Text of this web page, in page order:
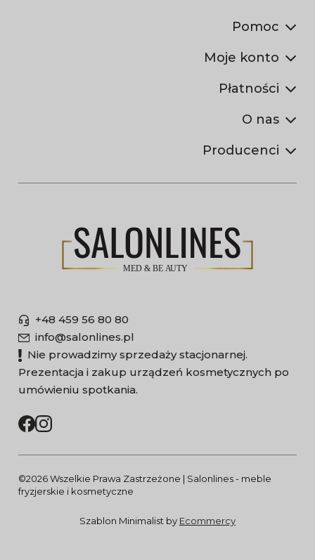
Pomoc
Moje konto
Płatności
O nas
Producenci
+48 459 56 80 80
info@salonlines.pl
Nie prowadzimy sprzedaży stacjonarnej.
Prezentacja i zakup urządzeń kosmetycznych po
umówieniu spotkania.
©2026 Wszelkie Prawa Zastrzeżone | Salonlines - meble
fryzjerskie i kosmetyczne
Szablon Minimalist by Ecommercy